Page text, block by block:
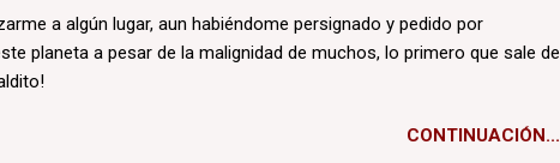
a algún lugar, aun habiéndome persignado y pedido por
planeta a pesar de la malignidad de muchos, lo primero que sale de
CONTINUACIÓN...